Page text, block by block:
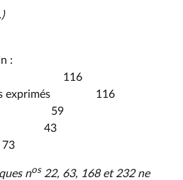
:
116
exprimés 116
59
43
nos 22, 63, 168et 232 ne